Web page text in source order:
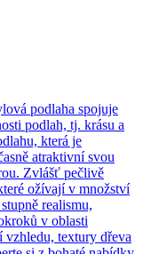
podlaha spojuje
podlah, tj. krásu a
která je
atraktivní svou
Zvlášť pečlivě
ožívají v množství
realismu,
v oblasti
vzhledu, textury dřeva